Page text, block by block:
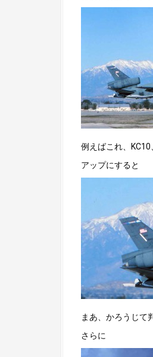
例えばこれ、
アップにすると
まあ、かろうじて
さらに